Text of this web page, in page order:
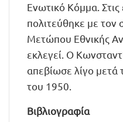
Ενωτικό Κόμμα.
πολιτεύθηκε με τον
Μετώπου Εθνικής
εκλεγεί. Ο
απεβίωσε λίγο μετά
του 1950.
Βιβλιογραφία